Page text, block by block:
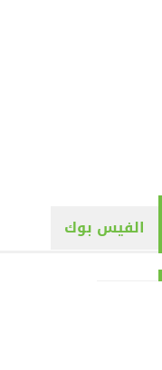
الفيس بوك